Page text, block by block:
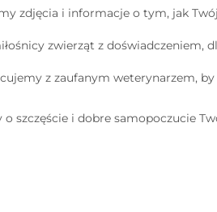
zdjęcia i informacje o tym, jak
zwierząt z doświadczeniem,
z zaufanym weterynarzem,
szczęście i dobre samopoczucie